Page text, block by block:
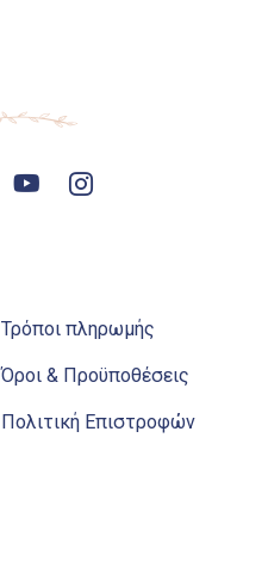
Τρόποι πληρωμής
Όροι & Προϋποθέσεις
Πολιτική Επιστροφών